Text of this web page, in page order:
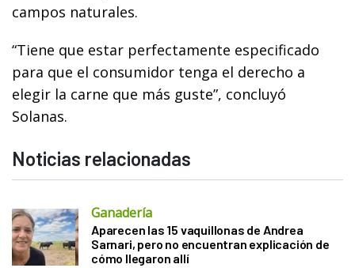
campos naturales.
“Tiene que estar perfectamente especificado
para que el consumidor tenga el derecho a
elegir la carne que más guste”, concluyó
Solanas.
Noticias relacionadas
Ganadería
Aparecen las 15 vaquillonas de Andrea
Sarnari, pero no encuentran explicación de
cómo llegaron allí